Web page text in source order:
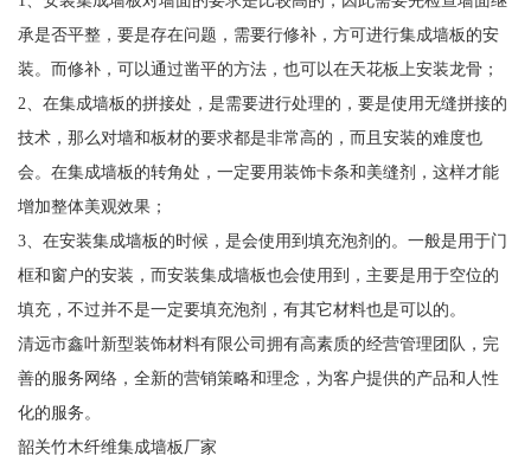
承是否平整，要是存在问题，需要行修补，方可进行集成墙板的安
装。而修补，可以通过凿平的方法，也可以在天花板上安装龙骨；
2、在集成墙板的拼接处，是需要进行处理的，要是使用无缝拼接的
技术，那么对墙和板材的要求都是非常高的，而且安装的难度也
会。在集成墙板的转角处，一定要用装饰卡条和美缝剂，这样才能
增加整体美观效果；
3、在安装集成墙板的时候，是会使用到填充泡剂的。一般是用于门
框和窗户的安装，而安装集成墙板也会使用到，主要是用于空位的
填充，不过并不是一定要填充泡剂，有其它材料也是可以的。
清远市鑫叶新型装饰材料有限公司拥有高素质的经营管理团队，完
善的服务网络，全新的营销策略和理念，为客户提供的产品和人性
化的服务。
韶关竹木纤维集成墙板厂家